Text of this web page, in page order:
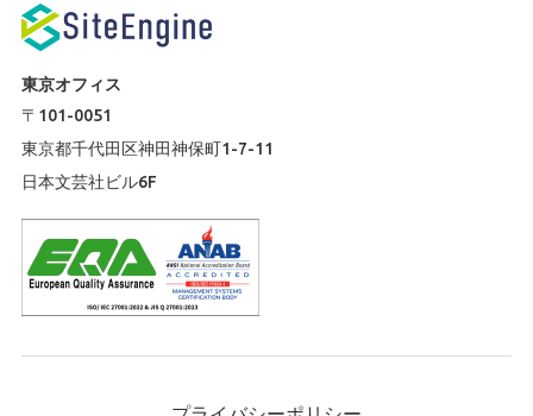
東京オフィス
〒101-0051
東京都千代田区神田神保町1-7-11
日本文芸社ビル6F